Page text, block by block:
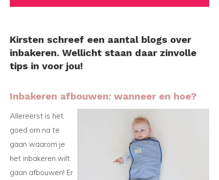
Kirsten schreef een aantal blogs over
inbakeren. Wellicht staan daar zinvolle
tips in voor jou!
Inbakeren afbouwen: wanneer en hoe?
Allereerst is het
goed om na te
gaan waarom je
het inbakeren wilt
gaan afbouwen! Er